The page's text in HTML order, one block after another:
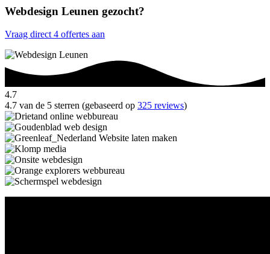
Webdesign Leunen gezocht?
Vraag direct 4 offertes aan
4.7
4.7 van de 5 sterren (gebaseerd op 325 reviews)